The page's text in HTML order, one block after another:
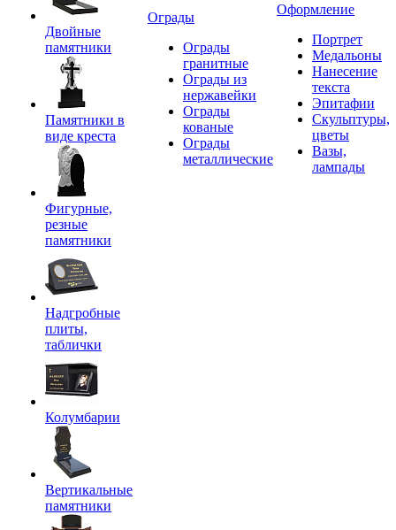
Двойные
памятники
Памятники в
виде креста
Фигурные,
резные
памятники
Надгробные
плиты,
таблички
Колумбарии
Вертикальные
памятники
Ограды
Ограды
гранитные
Ограды из
нержавейки
Ограды
кованые
Ограды
металлические
Оформление
Портрет
Медальоны
Нанесение
текста
Эпитафии
Скульптуры,
цветы
Вазы,
лампады